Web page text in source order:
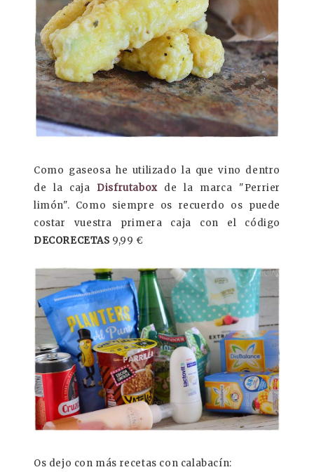
Como gaseosa he utilizado la que vino dentro
de la caja Disfrutabox de la marca "Perrier
limón". Como siempre os recuerdo os puede
costar vuestra primera caja con el código
DECORECETAS 9,99 €
Os dejo con más recetas con calabacín: